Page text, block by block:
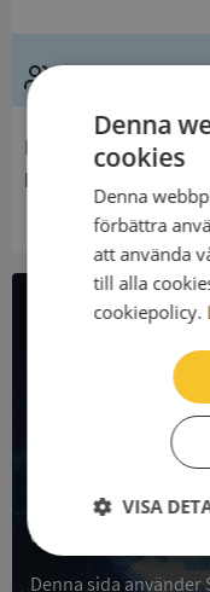
Ledning
Innehavare
Långasjö Församling
All
Få all denna
Syna API är ett
registrerade
skatteuppgifter och
och personer.
Denna sida använder
Denna
cookies
Denna
förbättra
att använda
till alla
cookiepolicy.
VISA
Strikt
nödvändigt